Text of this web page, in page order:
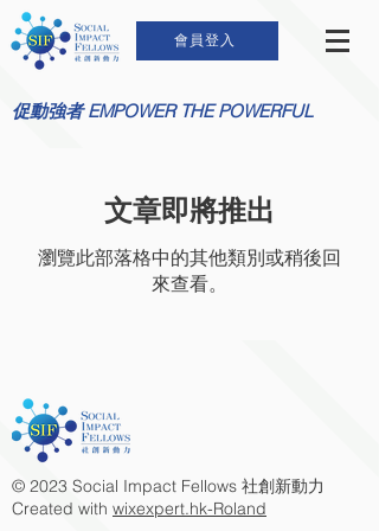
會員登入
促動強者 EMPOWER THE POWERFUL
文章即將推出
瀏覽此部落格中的其他類別或稍後回
來查看。
© 2023 Social Impact Fellows 社創新動力
Created with wixexpert.hk-Roland